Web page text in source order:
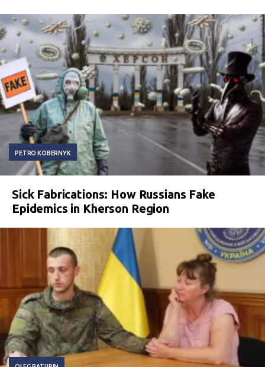
PETRO KOBERNYK
Sick Fabrications: How Russians Fake
Epidemics in Kherson Region